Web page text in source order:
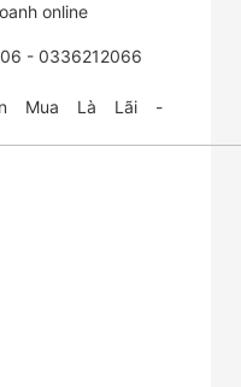
online
- 0336212066
Mua Là Lãi -